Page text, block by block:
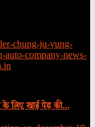
के लिए खाई पेड़ की…